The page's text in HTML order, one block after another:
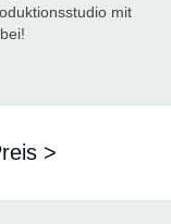
mit
>